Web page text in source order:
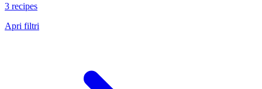
3 recipes
Apri filtri